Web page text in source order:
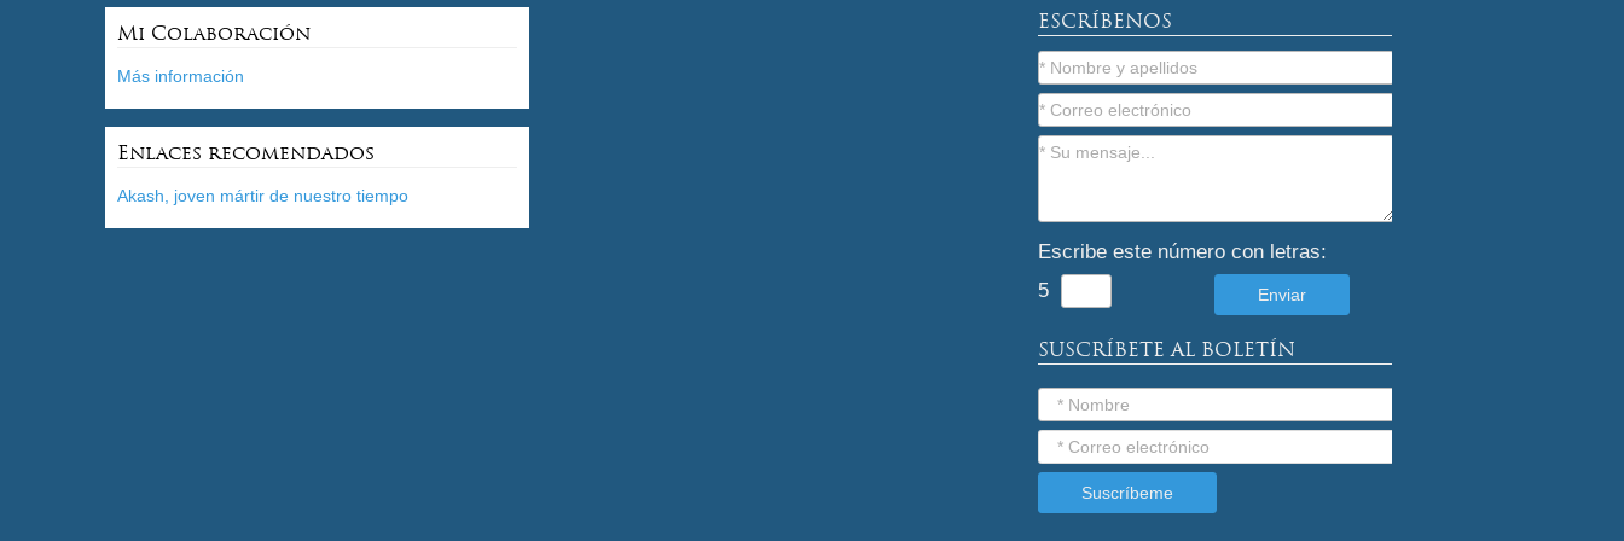
Mi Colaboración
Más información
Enlaces recomendados
Akash, joven mártir de nuestro tiempo
ESCRÍBENOS
Escribe este número con letras:
5
SUSCRÍBETE AL BOLETÍN